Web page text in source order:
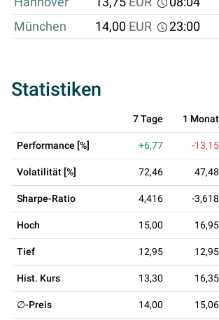
München
14,00 EUR 23:00
Statistiken
7 Tage 1 Monat
Performance [%] +6,77 -13,15
Volatilität [%] 72,46 47,48
Sharpe-Ratio 4,416 -3,618
Hoch 15,00 16,95
Tief 12,95 12,95
Hist. Kurs 13,30 16,35
∅-Preis 14,00 15,06